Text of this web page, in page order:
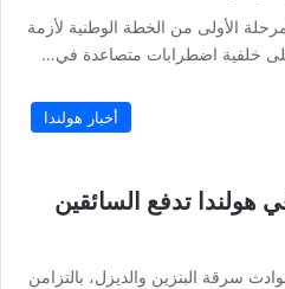
الأولى من الخطة الوطنية لأزمة
خلفية اضطرابات متصاعدة في…
أخبار هولندا
هولندا تدفع السائقين
سرقة البنزين والديزل، بالتزامن